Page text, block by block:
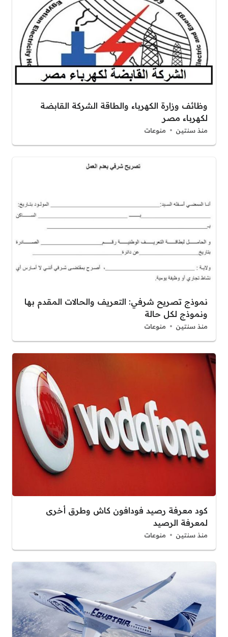
وظائف وزارة الكهرباء والطاقة الشركة القابضة
لكهرباء مصر
منذ سنتين منوعات
نموذج تصريح شرفي: التعريف والحالات المقدم بها
ونموذج لكل حالة
منذ سنتين منوعات
كود معرفة رصيد فودافون كاش وطرق أخرى
لمعرفة الرصيد
منذ سنتين منوعات